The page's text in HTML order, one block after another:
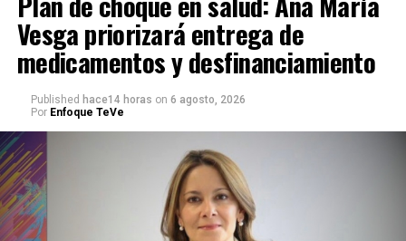
Vesga priorizará entrega de
medicamentos y desfinanciamiento
Published hace14 horas on 6 agosto, 2026
Por Enfoque TeVe